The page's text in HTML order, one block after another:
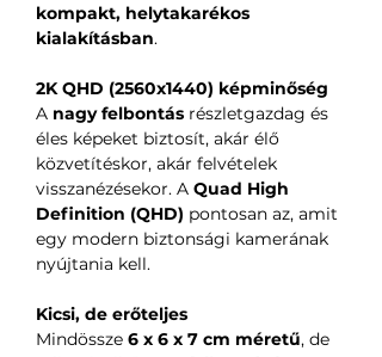
kompakt, helytakarékos
kialakításban.
2K QHD (2560x1440) képminőség
A nagy felbontás részletgazdag és
éles képeket biztosít, akár élő
közvetítéskor, akár felvételek
visszanézésekor. A Quad High
Definition (QHD) pontosan az, amit
egy modern biztonsági kamerának
nyújtania kell.
Kicsi, de erőteljes
Mindössze 6 x 6 x 7 cm méretű, de